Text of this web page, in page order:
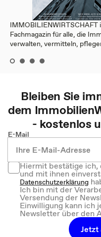
IMMOBILIENWIRTSCHAFT
Fachmagazin für alle, die
verwalten, vermitteln,
Bleiben Sie
dem
- kostenlos
E-Mail
Hiermit bestätige
und mit ihnen
Datenschutzerklärung
Ich bin mit der
Versendung der
Einwilligung kann ich
Newsletter über den
Jetzt